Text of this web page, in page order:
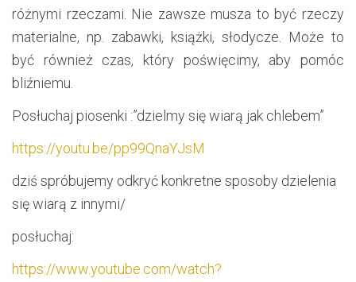
różnymi rzeczami. Nie zawsze musza to być rzeczy
materialne, np. zabawki, książki, słodycze. Może to
być również czas, który poświęcimy, aby pomóc
bliźniemu.
Posłuchaj piosenki :”dzielmy się wiarą jak chlebem”
https://youtu.be/pp99QnaYJsM
dziś spróbujemy odkryć konkretne sposoby dzielenia
się wiarą z innymi/
posłuchaj:
https://www.youtube.com/watch?